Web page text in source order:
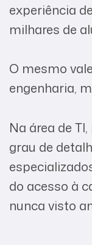
experiência
milhares de
O mesmo
engenharia,
Na área de
grau de
do acesso à
nunca visto